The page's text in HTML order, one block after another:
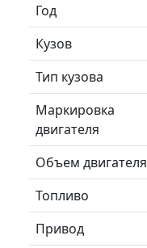
Год
Кузов
Тип кузова
Маркировка
двигателя
Объем двигателя
Топливо
Привод